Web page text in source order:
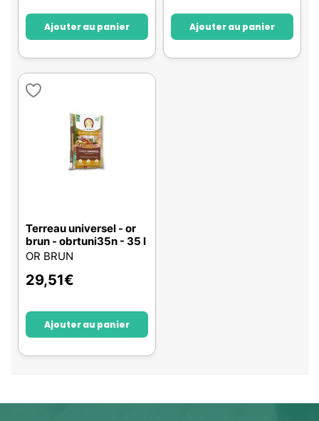
Ajouter au panier Ajouter au panier
Terreau universel - or
brun - obrtuni35n - 35 l
OR BRUN
29,51€
Ajouter au panier